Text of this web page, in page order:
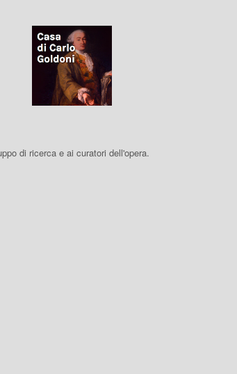
di ricerca e ai curatori dell'opera.